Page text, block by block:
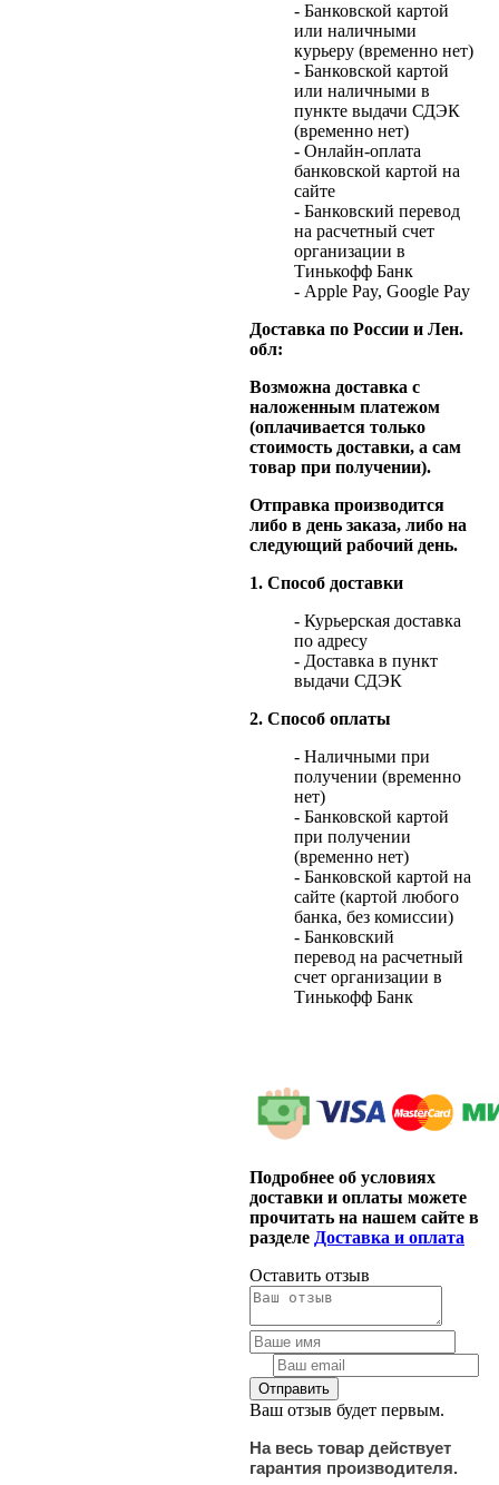
- Банковской картой
или наличными
курьеру (временно нет)
- Банковской картой
или наличными в
пункте выдачи СДЭК
(временно нет)
- Онлайн-оплата
банковской картой на
сайте
- Банковский перевод
на расчетный счет
организации в
Тинькофф Банк
- Apple Pay, Google Pay
Доставка по России и Лен.
обл:
Возможна доставка с
наложенным платежом
(оплачивается только
стоимость доставки, а сам
товар при получении).
Отправка производится
либо в день заказа, либо на
следующий рабочий день.
1. Способ доставки
- Курьерская доставка
по адресу
- Доставка в пункт
выдачи СДЭК
2. Способ оплаты
- Наличными при
получении (временно
нет)
- Банковской картой
при получении
(временно нет)
- Банковской картой на
сайте (картой любого
банка, без комиссии)
- Банковский
перевод на расчетный
счет организации в
Тинькофф Банк
Подробнее об условиях
доставки и оплаты можете
прочитать на нашем сайте в
разделе Доставка и оплата
Оставить отзыв
Ваш отзыв будет первым.
На весь товар действует
гарантия производителя.